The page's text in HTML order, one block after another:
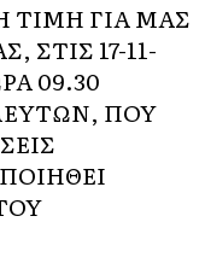
ΤΙΜΗ ΓΙΑ ΜΑΣ
ΣΤΙΣ 17-11-
09.30
ΠΟΥ